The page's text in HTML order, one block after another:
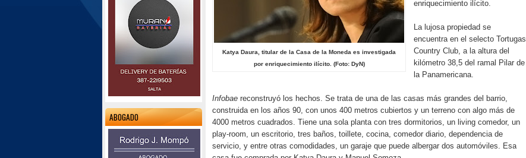
Katya Daura, titular de la Casa de la Moneda es investigada
por enriquecimiento ilícito. (Foto: DyN)
enriquecimiento ilícito.
La lujosa propiedad se
encuentra en el selecto Tortugas
Country Club, a la altura del
kilómetro 38,5 del ramal Pilar de
la Panamericana.
Infobae reconstruyó los hechos. Se trata de una de las casas más grandes del barrio,
construida en los años 90, con unos 400 metros cubiertos y un terreno con algo más de
4000 metros cuadrados. Tiene una sola planta con tres dormitorios, un living comedor, un
play-room, un escritorio, tres baños, toillete, cocina, comedor diario, dependencia de
servicio, y entre otras comodidades, un garaje que puede albergar dos automóviles. Esa
ABOGADO